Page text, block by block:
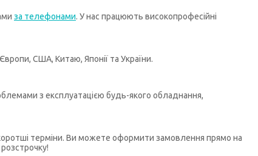
за телефонами. У нас працюють високопрофесійні
США, Китаю, Японії та України.
з експлуатацією будь-якого обладнання,
терміни. Ви можете оформити замовлення прямо на